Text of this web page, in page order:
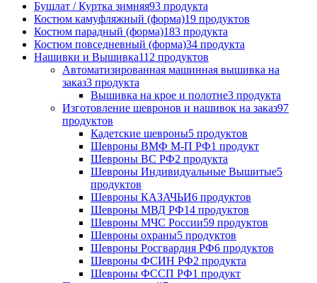
Бушлат / Куртка зимняя93 продукта
Костюм камуфляжный (форма)19 продуктов
Костюм парадный (форма)183 продукта
Костюм повседневный (форма)34 продукта
Нашивки и Вышивка112 продуктов
Автоматизированная машинная вышивка на
заказ3 продукта
Вышивка на крое и полотне3 продукта
Изготовление шевронов и нашивок на заказ97
продуктов
Кадетские шевроны5 продуктов
Шевроны ВМФ М-П РФ1 продукт
Шевроны ВС РФ2 продукта
Шевроны Индивидуальные Вышитые5
продуктов
Шевроны КАЗАЧЬИ6 продуктов
Шевроны МВД РФ14 продуктов
Шевроны МЧС России59 продуктов
Шевроны охраны5 продуктов
Шевроны Росгвардия РФ6 продуктов
Шевроны ФСИН РФ2 продукта
Шевроны ФССП РФ1 продукт